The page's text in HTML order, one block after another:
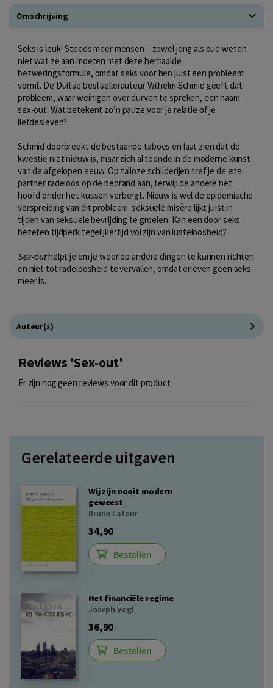
Omschrijving
Seks is leuk! Steeds meer mensen – zowel jong als oud weten
niet wat ze aan moeten met deze herhaalde
bezweringsformule, omdat seks voor hen juist een probleem
vormt. De Duitse bestsellerauteur Wilhelm Schmid geeft dat
probleem, waar weinigen over durven te spreken, een naam:
sex-out. Wat betekent zo’n pauze voor je relatie of je
liefdesleven?
Schmid doorbreekt de bestaande taboes en laat zien dat de
kwestie niet nieuw is, maar zich al toonde in de moderne kunst
van de afgelopen eeuw. Op talloze schilderijen tref je de ene
partner radeloos op de bedrand aan, terwijl de andere het
hoofd onder het kussen verbergt. Nieuw is wel de epidemische
verspreiding van dit probleem: seksuele misère lijkt juist in
tijden van seksuele bevrijding te groeien. Kan een door seks
bezeten tijdperk tegelijkertijd vol zijn van lusteloosheid?
Sex-outhelpt je om je weer op andere dingen te kunnen richten
en niet tot radeloosheid te vervallen, omdat er even geen seks
meer is.
Auteur(s)
Reviews 'Sex-out'
Er zijn nog geen reviews voor dit product
Gerelateerde uitgaven
Wij zijn nooit modern
geweest
Bruno Latour
34,90
Bestellen
Het financiële regime
Joseph Vogl
36,90
Bestellen